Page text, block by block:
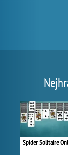
Spider Solitaire